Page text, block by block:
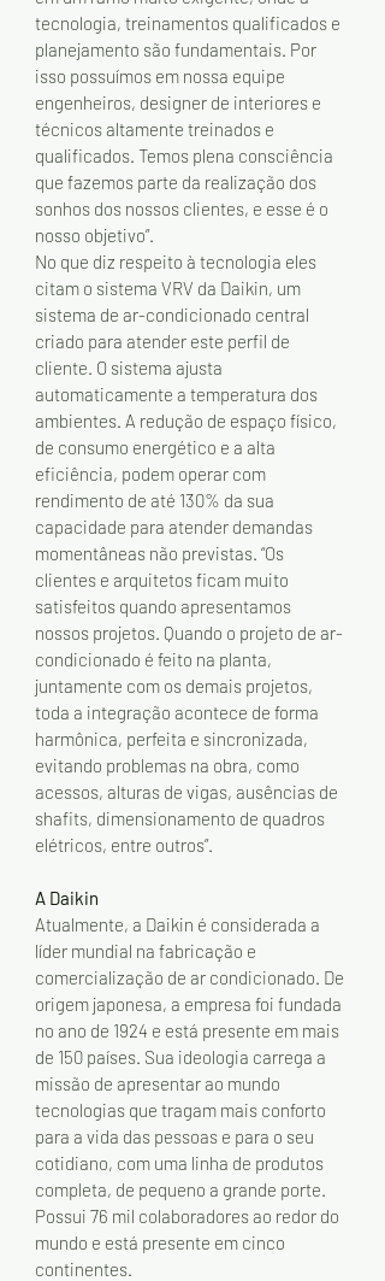
tecnologia, treinamentos qualificados e
planejamento são fundamentais. Por
isso possuímos em nossa equipe
engenheiros, designer de interiores e
técnicos altamente treinados e
qualificados. Temos plena consciência
que fazemos parte da realização dos
sonhos dos nossos clientes, e esse é o
nosso objetivo”.
No que diz respeito à tecnologia eles
citam o sistema VRV da Daikin, um
sistema de ar-condicionado central
criado para atender este perfil de
cliente. O sistema ajusta
automaticamente a temperatura dos
ambientes. A redução de espaço físico,
de consumo energético e a alta
eficiência, podem operar com
rendimento de até 130% da sua
capacidade para atender demandas
momentâneas não previstas. “Os
clientes e arquitetos ficam muito
satisfeitos quando apresentamos
nossos projetos. Quando o projeto de ar-
condicionado é feito na planta,
juntamente com os demais projetos,
toda a integração acontece de forma
harmônica, perfeita e sincronizada,
evitando problemas na obra, como
acessos, alturas de vigas, ausências de
shafits, dimensionamento de quadros
elétricos, entre outros”.
A Daikin
Atualmente, a Daikin é considerada a
líder mundial na fabricação e
comercialização de ar condicionado. De
origem japonesa, a empresa foi fundada
no ano de 1924 e está presente em mais
de 150 países. Sua ideologia carrega a
missão de apresentar ao mundo
tecnologias que tragam mais conforto
para a vida das pessoas e para o seu
cotidiano, com uma linha de produtos
completa, de pequeno a grande porte.
Possui 76 mil colaboradores ao redor do
mundo e está presente em cinco
continentes.